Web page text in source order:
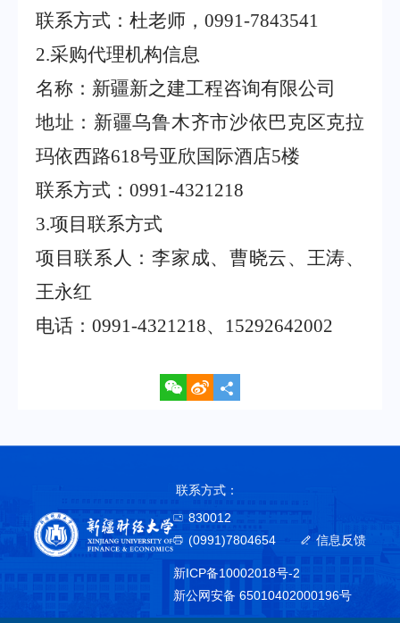
联系方式：杜老师， 0991-7843541
2.采购代理机构信息
名称：新疆新之建工程咨询有限公司
地址：新疆乌鲁木齐市沙依巴克区克拉
玛依西路618号亚欣国际酒店5楼
联系方式： 0991-4321218
3.项目联系方式
项目联系人：李家成、曹晓云、王涛、
王永红
电话： 0991-4321218、 15292642002
联系方式：
830012
(0991)7804654
信息反馈
新ICP备10002018号-2
新公网安备 65010402000196号